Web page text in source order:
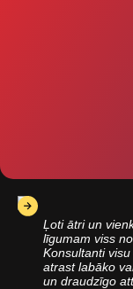
Ļoti ātri un
līgumam viss
Konsultanti
atrast labāko
un draudzīgo